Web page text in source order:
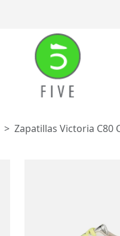
Zapatillas Victoria C80